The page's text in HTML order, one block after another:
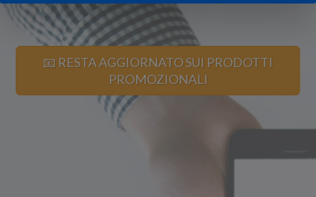
📧 RESTA AGGIORNATO SUI PRODOTTI
PROMOZIONALI